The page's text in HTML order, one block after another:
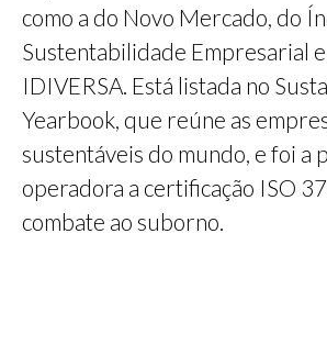
como a do Novo Mercado, do
Sustentabilidade Empresarial
IDIVERSA. Está listada no
Yearbook, que reúne as
sustentáveis do mundo, e foi a
operadora a certificação ISO
combate ao suborno.